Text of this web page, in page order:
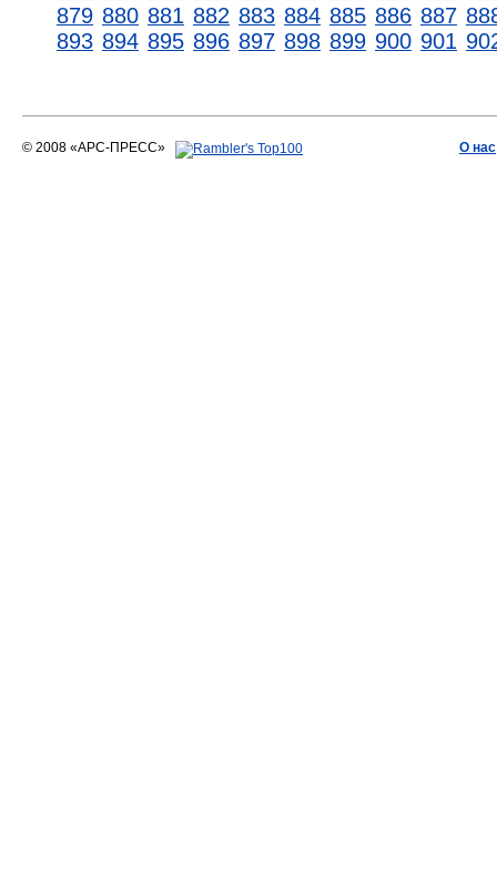
879 880 881 882 883 884 885 886 887
893 894 895 896 897 898 899 900 901
© 2008 «АРС-ПРЕСС» О нас